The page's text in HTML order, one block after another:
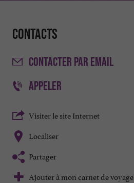
Contacts
CONTACTER PAR EMAIL
APPELER
Visiter le site Internet
Localiser
Partager
Ajouter à mon carnet de voyage